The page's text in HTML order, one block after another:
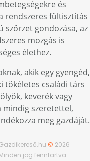
és
rendszeres fültisztítás
szőrzet gondozása, az
mozgás is
élethez.
akik egy gyengéd,
tökéletes családi társ
keverék vagy
mindig szeretettel,
meg gazdáját.
Gazdikereső.hu © 2026
Minden jog fenntartva.